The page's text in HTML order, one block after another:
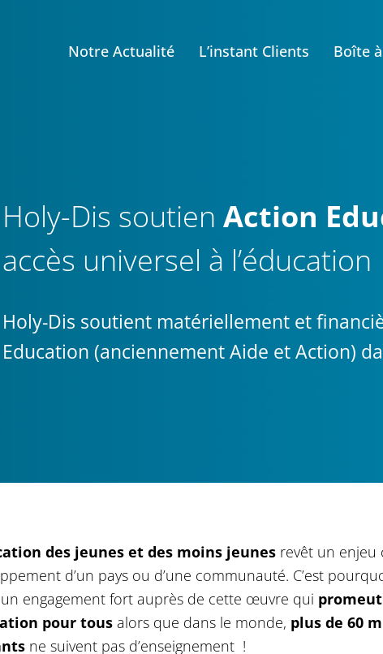
Notre Actualité L’instant Clients Boîte
Holy-Dis soutien Action
accès universel à l’éducation
Holy-Dis soutient matériellement et
Education (anciennement Aide et Action)
des jeunes et des moins jeunesrevêt un enjeu
d’un pays ou d’une communauté. C’est
engagement fort auprès de cette œuvre qui
pour tousalors que dans le monde, plus de 60
ne suivent pas d’enseignement !